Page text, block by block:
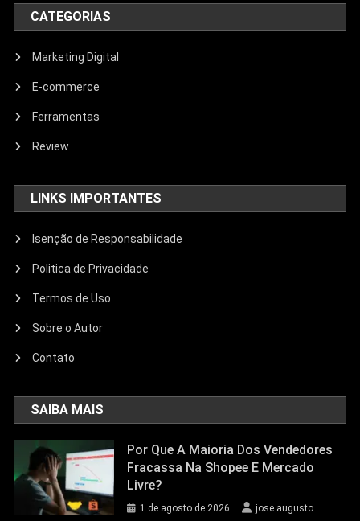
CATEGORIAS
Marketing Digital
E-commerce
Ferramentas
Review
LINKS IMPORTANTES
Isenção de Responsabilidade
Politica de Privacidade
Termos de Uso
Sobre o Autor
Contato
SAIBA MAIS
Por Que A Maioria Dos Vendedores
Fracassa Na Shopee E Mercado
Livre?
1 de agosto de 2026 jose augusto